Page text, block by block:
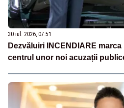
30 iul. 2026, 07:51
Dezvăluiri INCENDIARE
centrul unor noi acuzații